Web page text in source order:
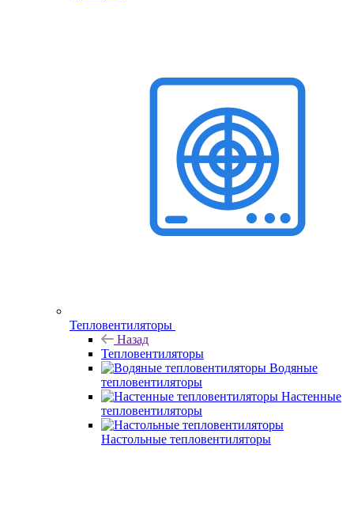
Тепловентиляторы
Назад
Тепловентиляторы
Водяные
тепловентиляторы
Настенные
тепловентиляторы
Настольные тепловентиляторы